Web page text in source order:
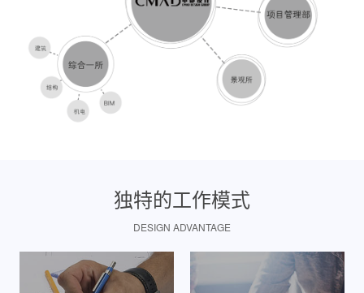
独特的工作模式
DESIGN ADVANTAGE